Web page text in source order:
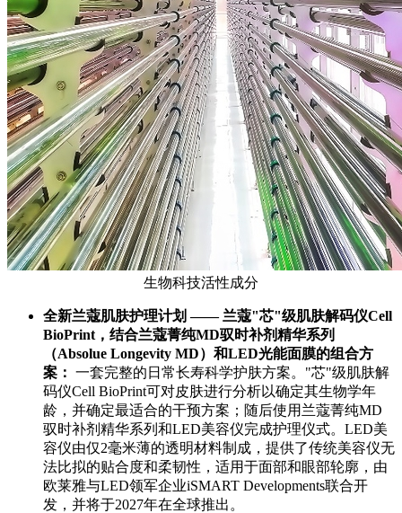
生物科技活性成分
全新兰蔻肌肤护理计划 —— 兰蔻"芯"级肌肤解码仪Cell
BioPrint ，结合兰蔻菁纯MD驭时补剂精华系列
（Absolue Longevity MD）和LED光能面膜的组合方
案： 一套完整的日常长寿科学护肤方案。"芯"级肌肤解
码仪Cell BioPrint可对皮肤进行分析以确定其生物学年
龄，并确定最适合的干预方案；随后使用兰蔻菁纯MD
驭时补剂精华系列和LED美容仪完成护理仪式。LED美
容仪由仅2毫米薄的透明材料制成，提供了传统美容仪无
法比拟的贴合度和柔韧性，适用于面部和眼部轮廓，由
欧莱雅与LED领军企业iSMART Developments联合开
发，并将于2027年在全球推出。